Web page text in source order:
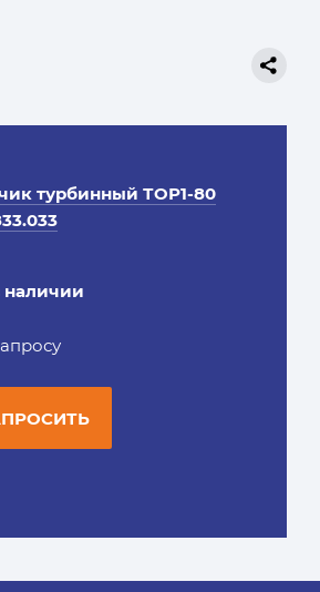
турбинный ТОР1-80
наличии